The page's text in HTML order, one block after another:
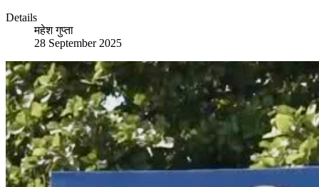
Details
महेश गुप्ता
28 September 2025